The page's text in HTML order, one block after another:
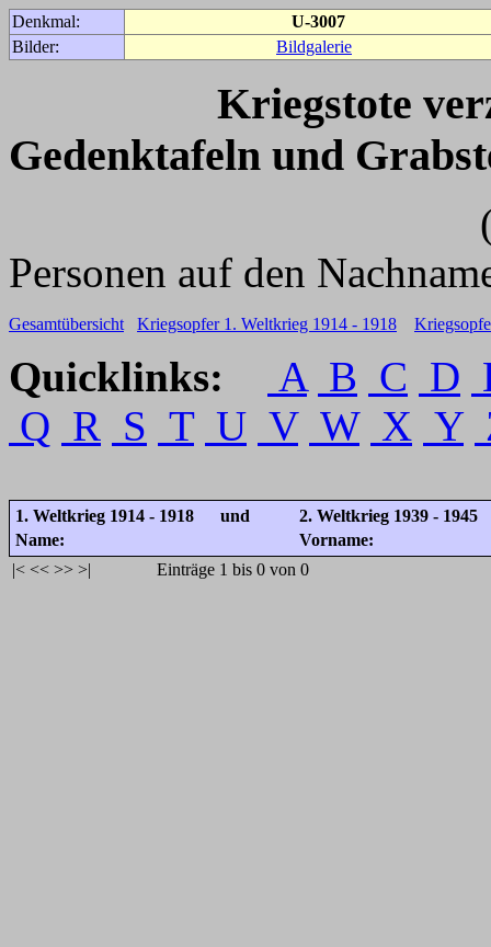
Denkmal:
U-3007
Bilder:
Bildgalerie
Kriegstote
Gedenktafeln und
(Für weitere
Personen auf den
Gesamtübersicht Kriegsopfer 1. Weltkrieg 1914 - 1918
Quicklinks: A B C D
Q R S T U V W X Y
1. Weltkrieg 1914 - 1918 und
2. Weltkrieg 1939 - 1945
Name:
Vorname:
|< << >> >| Einträge 1 bis 0 von 0